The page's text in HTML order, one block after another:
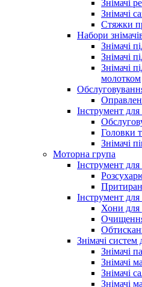
Знімачі
Знімачі
Стяжки
Набори
Знімачі
Знімачі
Знімачі
молотком
Інструмент для
Головки
Знімачі
Моторна група
Інструмент для
Інструмент
Хони для
Знімачі систем
Знімачі
Знімачі
Знімачі
Знімачі